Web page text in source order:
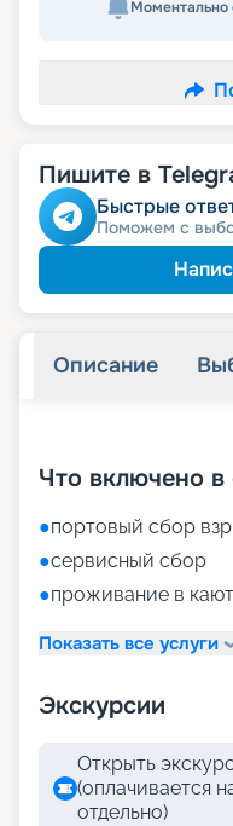
Моментально
Пишите в
Быстрые
Поможем с
Описание
Что включено в
●портовый сбор
●сервисный сбор
●проживание в
Показать все услуги
Экскурсии
Открыть
(оплачивается
отдельно)